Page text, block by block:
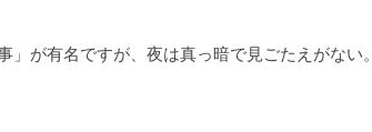
が有名ですが、夜は真っ暗で見ごたえがない。